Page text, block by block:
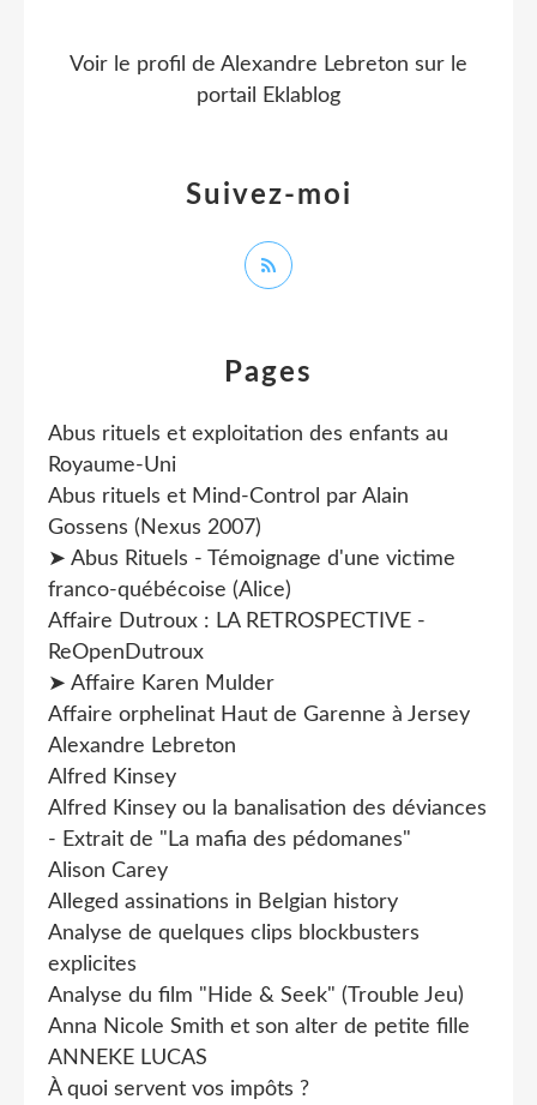
Pages
Abus rituels et exploitation des enfants au
Royaume-Uni
Abus rituels et Mind-Control par Alain
Gossens (Nexus 2007)
➤ Abus Rituels - Témoignage d'une victime
franco-québécoise (Alice)
Affaire Dutroux : LA RETROSPECTIVE -
ReOpenDutroux
➤ Affaire Karen Mulder
Affaire orphelinat Haut de Garenne à Jersey
Alexandre Lebreton
Alfred Kinsey
Alfred Kinsey ou la banalisation des déviances
- Extrait de "La mafia des pédomanes"
Alison Carey
Alleged assinations in Belgian history
Analyse de quelques clips blockbusters
explicites
Analyse du film "Hide & Seek" (Trouble Jeu)
Anna Nicole Smith et son alter de petite fille
ANNEKE LUCAS
À quoi servent vos impôts ?
Suivez-moi
Voir le profil de Alexandre Lebreton sur le
portail Eklablog